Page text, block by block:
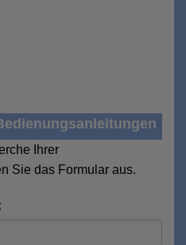
Ihrer
Sie das Formular aus.